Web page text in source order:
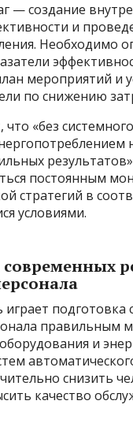
— создание
и
Необходимо
мероприятий и
по снижению
что «без
постоянным
стратегий в
условиями.
современных
подготовка
правильным
и
снизить
качество